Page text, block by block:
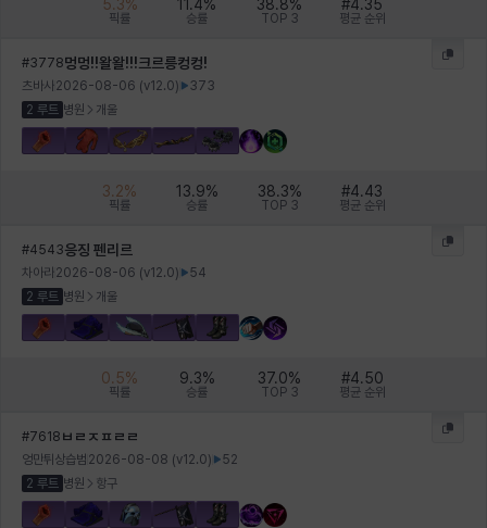
5.3%
픽률
11.4%
승률
38.8%
TOP 3
#4.35
평균 순위
#3778멍멍!!왈왈!!!크르릉컹컹!
츠바사2026-08-06 (v12.0)
373
2 루트 병원 개울
3.2%
픽률
13.9%
승률
38.3%
TOP 3
#4.43
평균 순위
#4543응징 펜리르
차아라 2026-08-06 (v12.0)
54
2 루트 병원 개울
0.5%
픽률
9.3%
승률
37.0%
TOP 3
#4.50
평균 순위
#7618 ㅂㄹㅈㅍㄹㄹ
엉만튀상습범 2026-08-08 (v12.0)
52
2 루트 병원 항구